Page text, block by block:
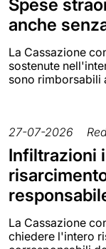
Spese
anche
La Cassazione
sostenute
sono rimborsabili
27-07-2026
Infiltrazioni
La Cassazione
chiedere l'intero